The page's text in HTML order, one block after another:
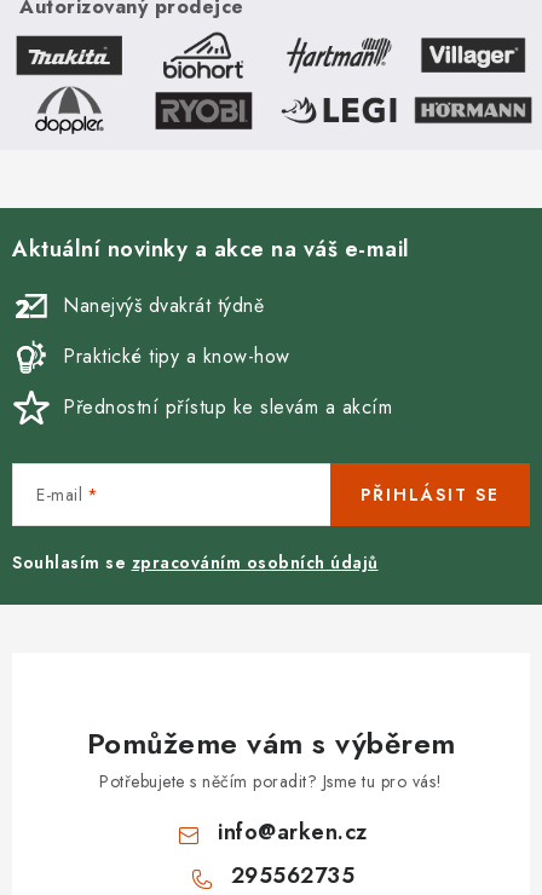
určená pro spojení mezi
spalinovým hrdlem...
krbových kamen/sporáku...
Autorizovaný prodejce
Aktuální novinky a akce na váš e-mail
Nanejvýš dvakrát týdně
Praktické tipy a know-how
Přednostní přístup ke slevám a akcím
E-mail
Souhlasím se zpracováním osobních údajů
PŘIHLÁSIT SE
Pomůžeme vám s výběrem
Potřebujete s něčím poradit? Jsme tu pro vás!
info@arken.cz
295562735